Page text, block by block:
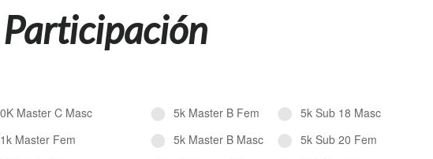
Participación